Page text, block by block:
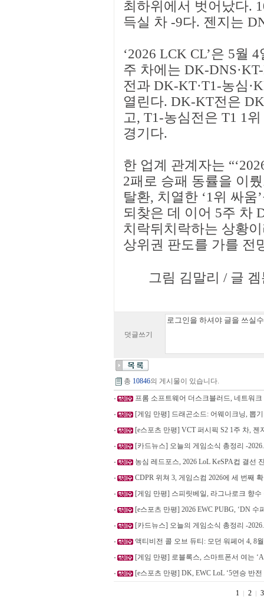
최하위에서 벗어났다.
득실 차 -9다. 젠지는
‘2026 LCK CL’은 5월
주 차에는 DK-
전과 DK-KT·T1-농심
열린다. DK-KT전은
고, T1-농심전은 T1 1
경기다.
한 업계 관계자는
2패로 승패 동률을 이
탈환, 치열한 ‘1위 싸움
되찾은 데 이어 5주 차
치락뒤치락하는 상황
상위권 판도를 가를 전
그림 김말리 / 글 겜
덧글쓰기
총 10846의 게시물이 있습니다.
프롬 소프트웨어 더스크블러드, 네트워
[게임 만평] 드래곤소드: 어웨이크닝, 뽑
[e스포츠 만평] VCT 퍼시픽 S2 1주 차, 젠
[카드뉴스] 오늘의 게임소식 총정리 -
농심 레드포스, 2026 LoL KeSPA컵 결선
CDPR 위쳐 3, 게임스컴 2026에 세 번째
[게임 만평] 스피릿베일, 라그나로크 향수
[e스포츠 만평] 2026 EWC PUBG, ‘DN 수
[카드뉴스] 오늘의 게임소식 총정리 -
액티비전 콜 오브 듀티: 모던 워페어 4, 8
[게임 만평] 로블록스, 스마트폰서 여는
[e스포츠 만평] DK, EWC LoL ‘5연승 반전
1 2 3